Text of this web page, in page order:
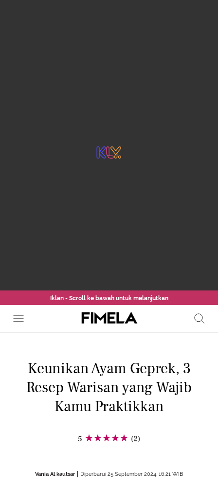
Iklan - Scroll ke bawah untuk melanjutkan
Keunikan Ayam Geprek, 3
Resep Warisan yang Wajib
Kamu Praktikkan
5 (2)
Vania Al kautsar Diperbarui 25 September 2024, 16:21 WIB